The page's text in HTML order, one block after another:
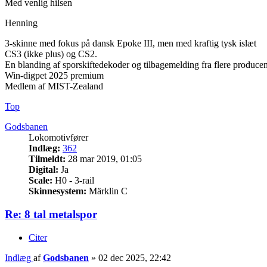
Med venlig hilsen
Henning
3-skinne med fokus på dansk Epoke III, men med kraftig tysk islæt
CS3 (ikke plus) og CS2.
En blanding af sporskiftedekoder og tilbagemelding fra flere
Win-digpet 2025 premium
Medlem af MIST-Zealand
Top
Godsbanen
Lokomotivfører
Indlæg: 362
Tilmeldt: 28 mar 2019, 01:05
Digital: Ja
Scale: H0 - 3-rail
Skinnesystem: Märklin C
Re: 8 tal metalspor
Citer
Indlæg afGodsbanen » 02 dec 2025, 22:42